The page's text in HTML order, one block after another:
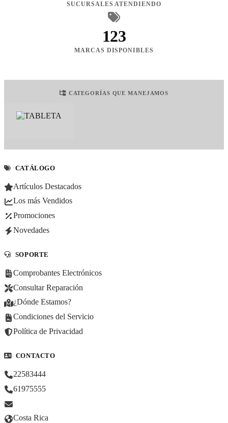
SUCURSALES ATENDIENDO
123
MARCAS DISPONIBLES
CATEGORÍAS QUE MANEJAMOS
CATÁLOGO
Artículos Destacados
Los más Vendidos
Promociones
Novedades
SOPORTE
Comprobantes Electrónicos
Consultar Reparación
¿Dónde Estamos?
Condiciones del Servicio
Política de Privacidad
CONTACTO
22583444
61975555
Costa Rica